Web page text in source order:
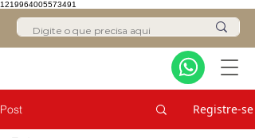
1219964005573491
Post Registre-se